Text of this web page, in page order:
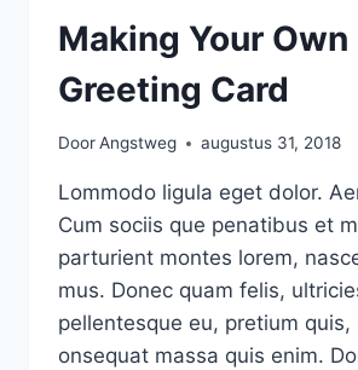
Making Your Own
Greeting Card
DoorAngstweg augustus 31, 2018
Lommodo ligula eget dolor.
Cum sociis que penatibus et
parturient montes lorem,
mus. Donec quam felis,
pellentesque eu, pretium quis,
onsequat massa quis enim.